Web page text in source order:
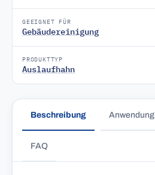
GEEIGNET FÜR
Gebäudereinigung
PRODUKTTYP
Auslaufhahn
Beschreibung Anwendung
FAQ